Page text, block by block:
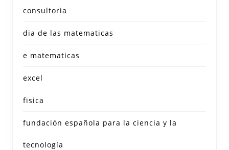
consultoria
dia de las matematicas
e matematicas
excel
fisica
fundación española para la ciencia y la
tecnología